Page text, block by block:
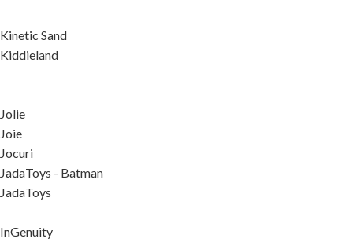
Kinetic Sand
Kiddieland
Jolie
Joie
Jocuri
JadaToys - Batman
JadaToys
InGenuity